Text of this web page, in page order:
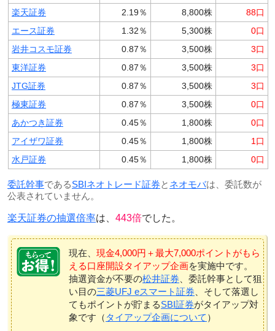
楽天証券
2.19％ 8,800株
88口
エース証券
1.32％ 5,300株
0口
岩井コスモ証券
0.87％ 3,500株
3口
東洋証券
0.87％ 3,500株
3口
JTG証券
0.87％ 3,500株
3口
極東証券
0.87％ 3,500株
0口
あかつき証券
0.45％ 1,800株
0口
アイザワ証券
0.45％ 1,800株
1口
水戸証券
0.45％ 1,800株 0口
委託幹事であるSBIネオトレード証券と ネオモバは、委託数が
公表されていません。
楽天証券の抽選倍率は、 443倍でした。
現在、 現金4,000円＋最大7,000ポイントがもら
える口座開設タイアップ企画を実施中です。
抽選資金が不要の松井証券 、委託幹事として狙
い目の三菱UFJ eスマート証券 、そして落選し
てもポイントが貯まるSBI証券がタイアップ対
象です（ タイアップ企画について ）